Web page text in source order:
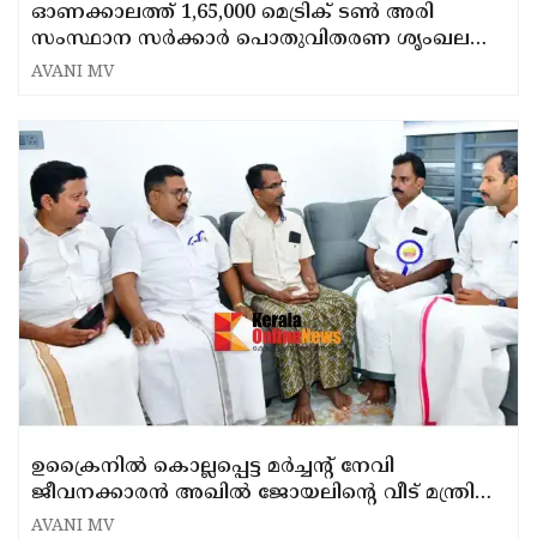
ഓണക്കാലത്ത് 1,65,000 മെട്രിക് ടൺ അരി
സംസ്ഥാന സർക്കാർ പൊതുവിതരണ ശൃംഖല
വഴി വിതരണം ചെയ്യും: ഭക്ഷ്യ പൊതു വിതരണ
AVANI MV
ഉക്രൈനിൽ കൊല്ലപ്പെട്ട മർച്ചന്റ് നേവി
ജീവനക്കാരൻ അഖിൽ ജോയലിന്റെ വീട് മന്ത്രി
അനൂപ് ജേക്കബ്ബ് സന്ദർശിച്ചു
AVANI MV